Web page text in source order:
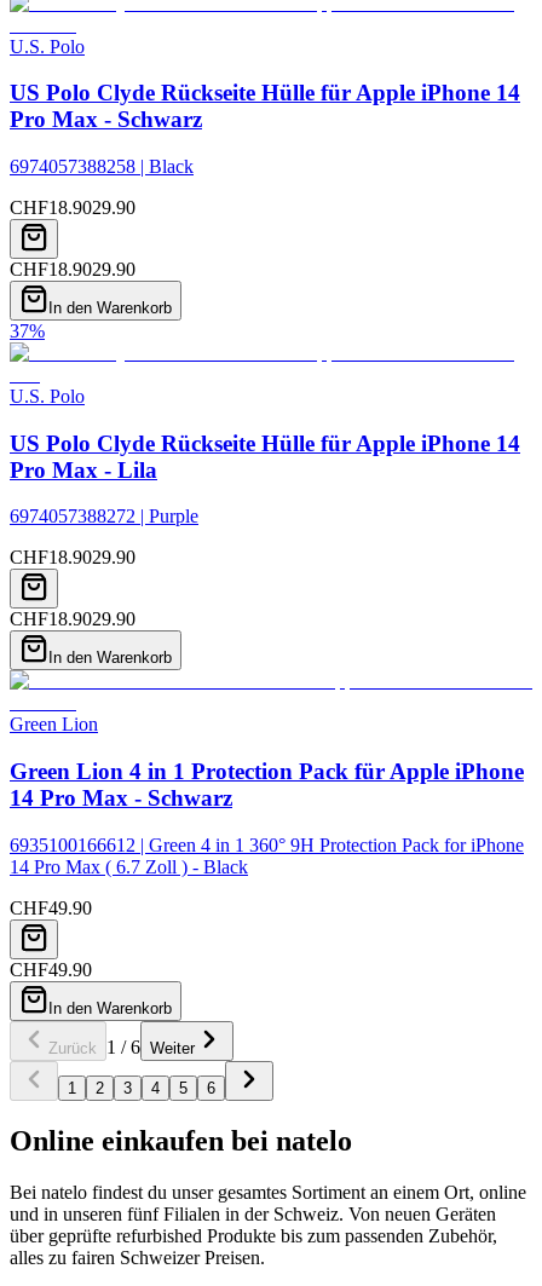
U.S. Polo
US Polo Clyde Rückseite Hülle für Apple iPhone 14
Pro Max - Schwarz
6974057388258 | Black
CHF18.9029.90
CHF18.9029.90
In den Warenkorb
37%
U.S. Polo
US Polo Clyde Rückseite Hülle für Apple iPhone 14
Pro Max - Lila
6974057388272 | Purple
CHF18.9029.90
CHF18.9029.90
In den Warenkorb
Green Lion
Green Lion 4 in 1 Protection Pack für Apple iPhone
14 Pro Max - Schwarz
6935100166612 | Green 4 in 1 360° 9H Protection Pack for iPhone
14 Pro Max ( 6.7 Zoll ) - Black
CHF49.90
CHF49.90
In den Warenkorb
Zurück 1 /6 Weiter
1 2 3 4 5 6
Online einkaufen bei natelo
Bei natelo findest du unser gesamtes Sortiment an einem Ort, online
und in unseren fünf Filialen in der Schweiz. Von neuen Geräten
über geprüfte refurbished Produkte bis zum passenden Zubehör,
alles zu fairen Schweizer Preisen.